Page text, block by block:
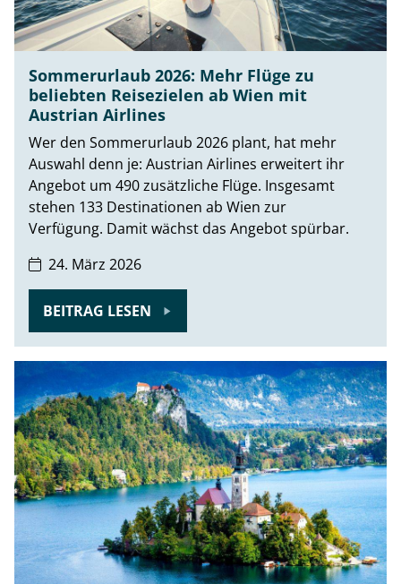
Sommerurlaub 2026: Mehr Flüge zu
beliebten Reisezielen ab Wien mit
Austrian Airlines
Wer den Sommerurlaub 2026 plant, hat mehr
Auswahl denn je: Austrian Airlines erweitert ihr
Angebot um 490 zusätzliche Flüge. Insgesamt
stehen 133 Destinationen ab Wien zur
Verfügung. Damit wächst das Angebot spürbar.
24. März 2026
BEITRAG LESEN